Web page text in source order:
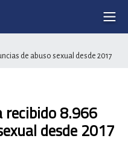
de abuso sexual desde 2017
8.966
desde 2017